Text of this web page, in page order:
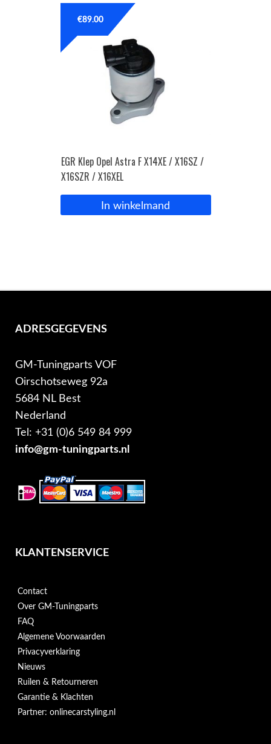
EGR Klep Opel Astra F X14XE / X16SZ /
X16SZR / X16XEL
€89.00
In winkelmand
ADRESGEGEVENS
GM-Tuningparts VOF
Oirschotseweg 92a
5684 NL Best
Nederland
Tel: +31 (0)6 549 84 999
info@gm-tuningparts.nl
KLANTENSERVICE
Contact
Over GM-Tuningparts
FAQ
Algemene Voorwaarden
Privacyverklaring
Nieuws
Ruilen & Retourneren
Garantie & Klachten
Partner: onlinecarstyling.nl